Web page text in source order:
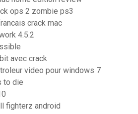
ops 2 zombie ps3
crack mac
4.5.2
avec crack
video pour windows 7
to die
fighterz android